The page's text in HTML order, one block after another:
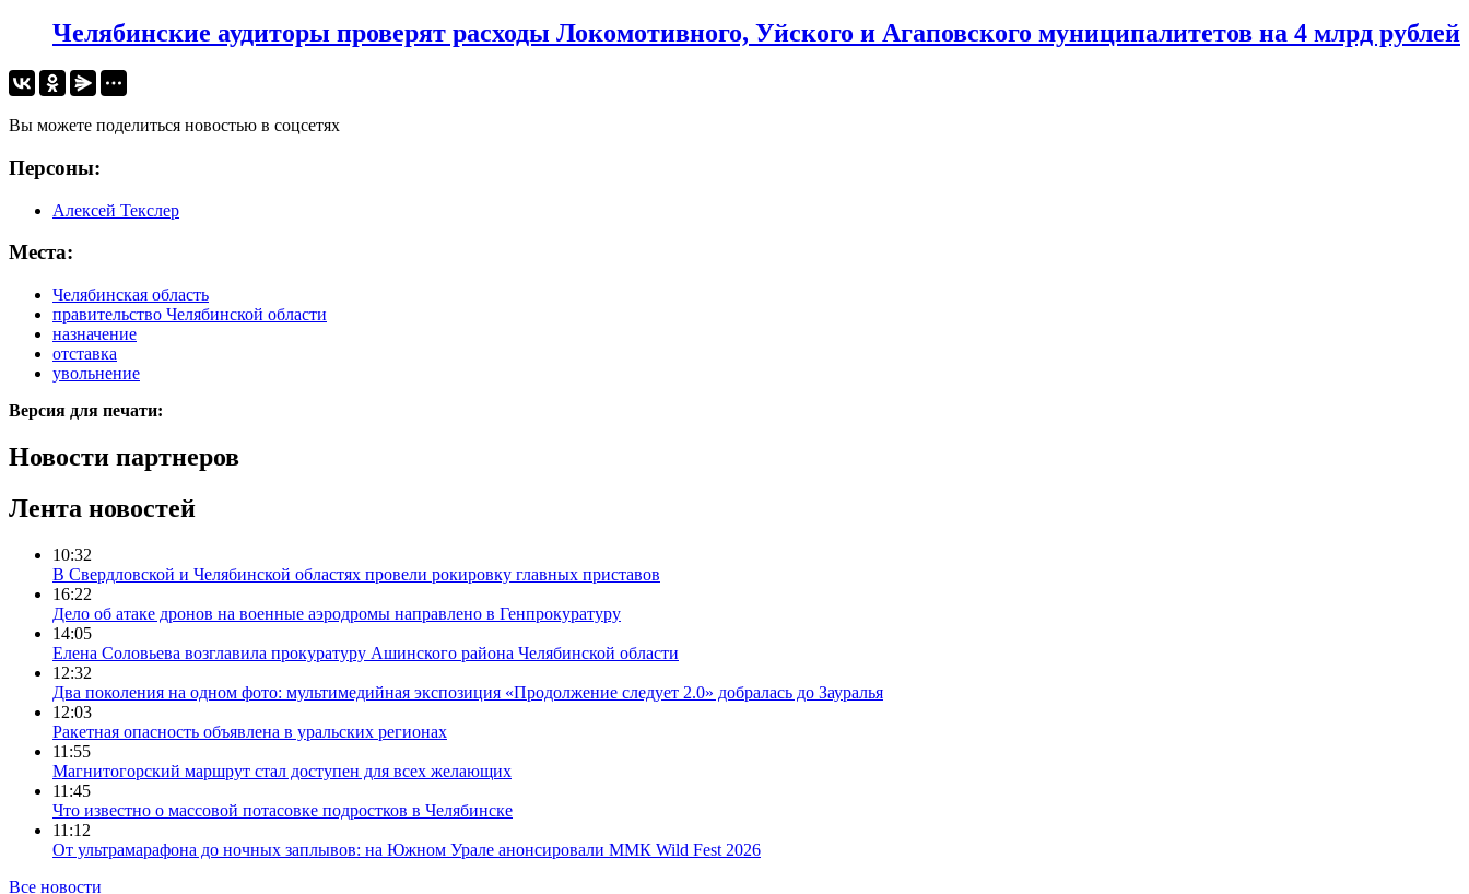
Челябинские аудиторы проверят расходы Локомотивного, Уйского и Агаповского муниципалитетов на 4 млрд рублей
Вы можете поделиться новостью в соцсетях
Персоны:
Алексей Текслер
Места:
Челябинская область
правительство Челябинской области
назначение
отставка
увольнение
Версия для печати:
Новости партнеров
Лента новостей
10:32
В Свердловской и Челябинской областях провели рокировку главных приставов
16:22
Дело об атаке дронов на военные аэродромы направлено в Генпрокуратуру
14:05
Елена Соловьева возглавила прокуратуру Ашинского района Челябинской области
12:32
Два поколения на одном фото: мультимедийная экспозиция «Продолжение следует 2.0» добралась до Зауралья
12:03
Ракетная опасность объявлена в уральских регионах
11:55
Магнитогорский маршрут стал доступен для всех желающих
11:45
Что известно о массовой потасовке подростков в Челябинске
11:12
От ультрамарафона до ночных заплывов: на Южном Урале анонсировали ММК Wild Fest 2026
Все новости